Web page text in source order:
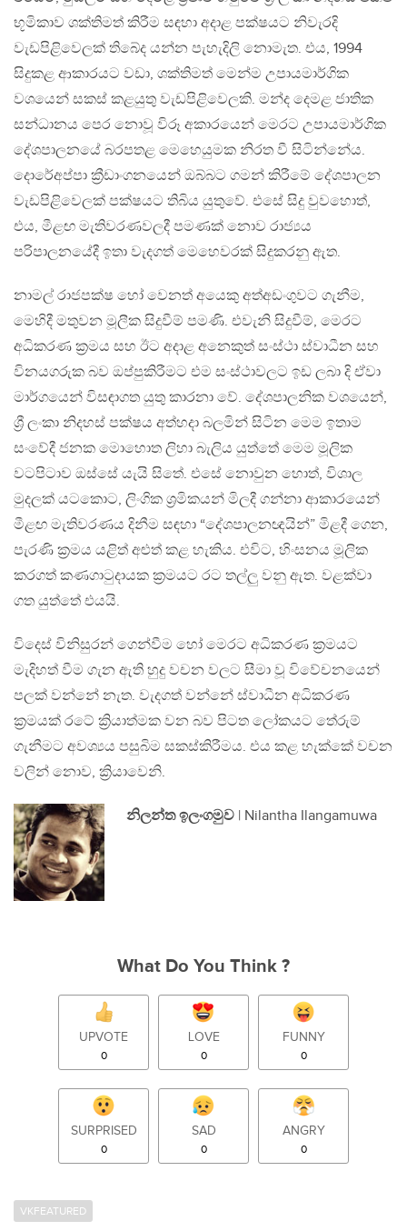
භූමිකාව ශක්තිමත් කිරීම සඳහා අදාළ පක්ෂයට නිවැරදි
වැඩපිළිවෙලක් තිබේද යන්න පැහැදිලි නොමැත. එය, 1994
සිදුකළ ආකාරයට වඩා, ශක්තිමත් මෙන්ම උපායමාර්ගික
වශයෙන් සකස් කළයුතු වැඩපිළිවෙලකි. මන්ද දෙමළ ජාතික
සන්ධානය පෙර නොවූ විරූ අකාරයෙන් මෙරට උපායමාර්ගික
දේශපාලනයේ බරපතළ මෙහෙයුමක නිරත වී සිටින්නේය.
දොරේඅප්පා ක්‍රීඩාංගනයෙන් ඔබ්බට ගමන් කිරීමේ දේශපාලන
වැඩපිළිවෙලක් පක්ෂයට තිබිය යුතුවේ. එසේ සිදු වුවහොත්,
එය, මීළඟ මැතිවරණවලදී පමණක් නොව රාජ්‍යය
පරිපාලනයේදී ඉතා වැදගත් මෙහෙවරක් සිදුකරනු ඇත.
නාමල් රාජපක්ෂ හෝ වෙනත් අයෙකු අත්අඩංගුවට ගැනීම,
මෙහිදී මතුවන මූලීක සිදුවීම් පමණි. එවැනි සිදුවීම්, මෙරට
අධිකරණ ක්‍රමය සහ ඊට අදාළ අනෙකුත් සංස්ථා ස්වාධීන සහ
විනයගරුක බව ඔප්පුකිරීමට එම සංස්ථාවලට ඉඩ ලබා දි ඒවා
මාර්ගයෙන් විසඳාගත යුතු කාරනා වේ. දේශපාලනික වශයෙන්,
ශ්‍රී ලංකා නිදහස් පක්ෂය අත්හදා බලමින් සිටින මෙම ඉතාම
සංවේදී ජනක මොහොත ලිහා බැලිය යුත්තේ මෙම මූලික
වටපිටාව ඔස්සේ යැයි සිතේ. එසේ නොවුන හොත්, විශාල
මුදලක් යටකොට, ලිංගික ශ්‍රමිකයන් මිලදී ගන්නා ආකාරයෙන්
මීළඟ මැතිවරණය දිනීම සඳහා “දේශපාලනඥයින්” මිළදී ගෙන,
පැරණි ක්‍රමය යළිත් අළුත් කළ හැකිය. එවිට, හිංසනය මූලික
කරගත් කණගාටුදායක ක්‍රමයට රට තල්ලු වනු ඇත. වළක්වා
ගත යුත්තේ එයයි.
විදෙස් විනිසුරන් ගෙන්වීම හෝ මෙරට අධිකරණ ක්‍රමයට
මැදිහත් වීම ගැන ඇති හුදු වචන වලට සීමා වූ විවේචනයෙන්
පලක් වන්නේ නැත. වැදගත් වන්නේ ස්වාධීන අධිකරණ
ක්‍රමයක් රටේ ක්‍රියාත්මක වන බව පිටත ලෝකයට තේරුම්
ගැනීමට අවශ්‍යය පසුබිම සකස්කිරීමය. එය කළ හැක්කේ වචන
වලින් නොව, ක්‍රියාවෙනි.
නිලන්ත ඉලංගමුව | Nilantha Ilangamuwa
What Do You Think ?
UPVOTE
0
LOVE
0
FUNNY
0
SURPRISED
0
SAD
0
ANGRY
0
VKFEATURED